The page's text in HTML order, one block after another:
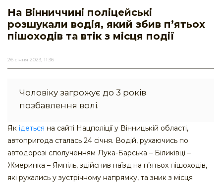
На Вінниччині поліцейські
розшукали водія, який збив п’ятьох
пішоходів та втік з місця події
26 січня 2023, 11:36
Чоловіку загрожує до 3 років
позбавлення волі.
Як ідеться на сайті Нацполіції у Вінницькій області,
автопригода сталась 24 січня. Водій, рухаючись по
автодорозі сполученням Лука-Барська – Біликівці –
Жмеринка – Ямпіль, здійснив наїзд на п’ятьох пішоходів,
які рухались у зустрічному напрямку, та зник з місця